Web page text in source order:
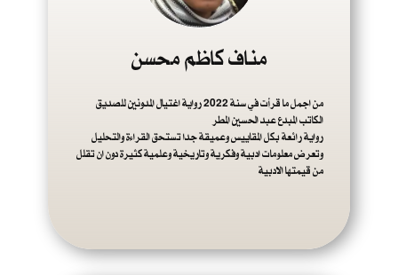
مناف كاظم محسن
من اجمل ما قرأت في سنة 2022 رواية اغتيال المدونين للصديق
الكاتب المبدع عبد الحسين المطر
رواية رائعة بكل المقاييس وعميقة جدا تستحق القراءة والتحليل
وتعرض معلومات ادبية وفكرية وتاريخية وعلمية كثيرة دون ان تقلل
من قيمتها الادبية